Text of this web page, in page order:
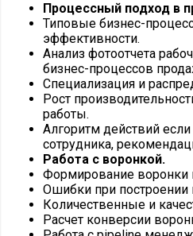
Процессный подход в
Типовые бизнес-
эффективности.
Анализ фотоотчета
бизнес-процессов
Специализация и
Рост
работы.
Алгоритм действий
сотрудника,
Работа с воронкой.
Формирование воронки
Ошибки при построении
Количественные и
Расчет конверсии